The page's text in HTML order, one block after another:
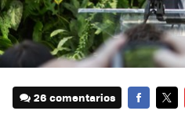
26 comentarios